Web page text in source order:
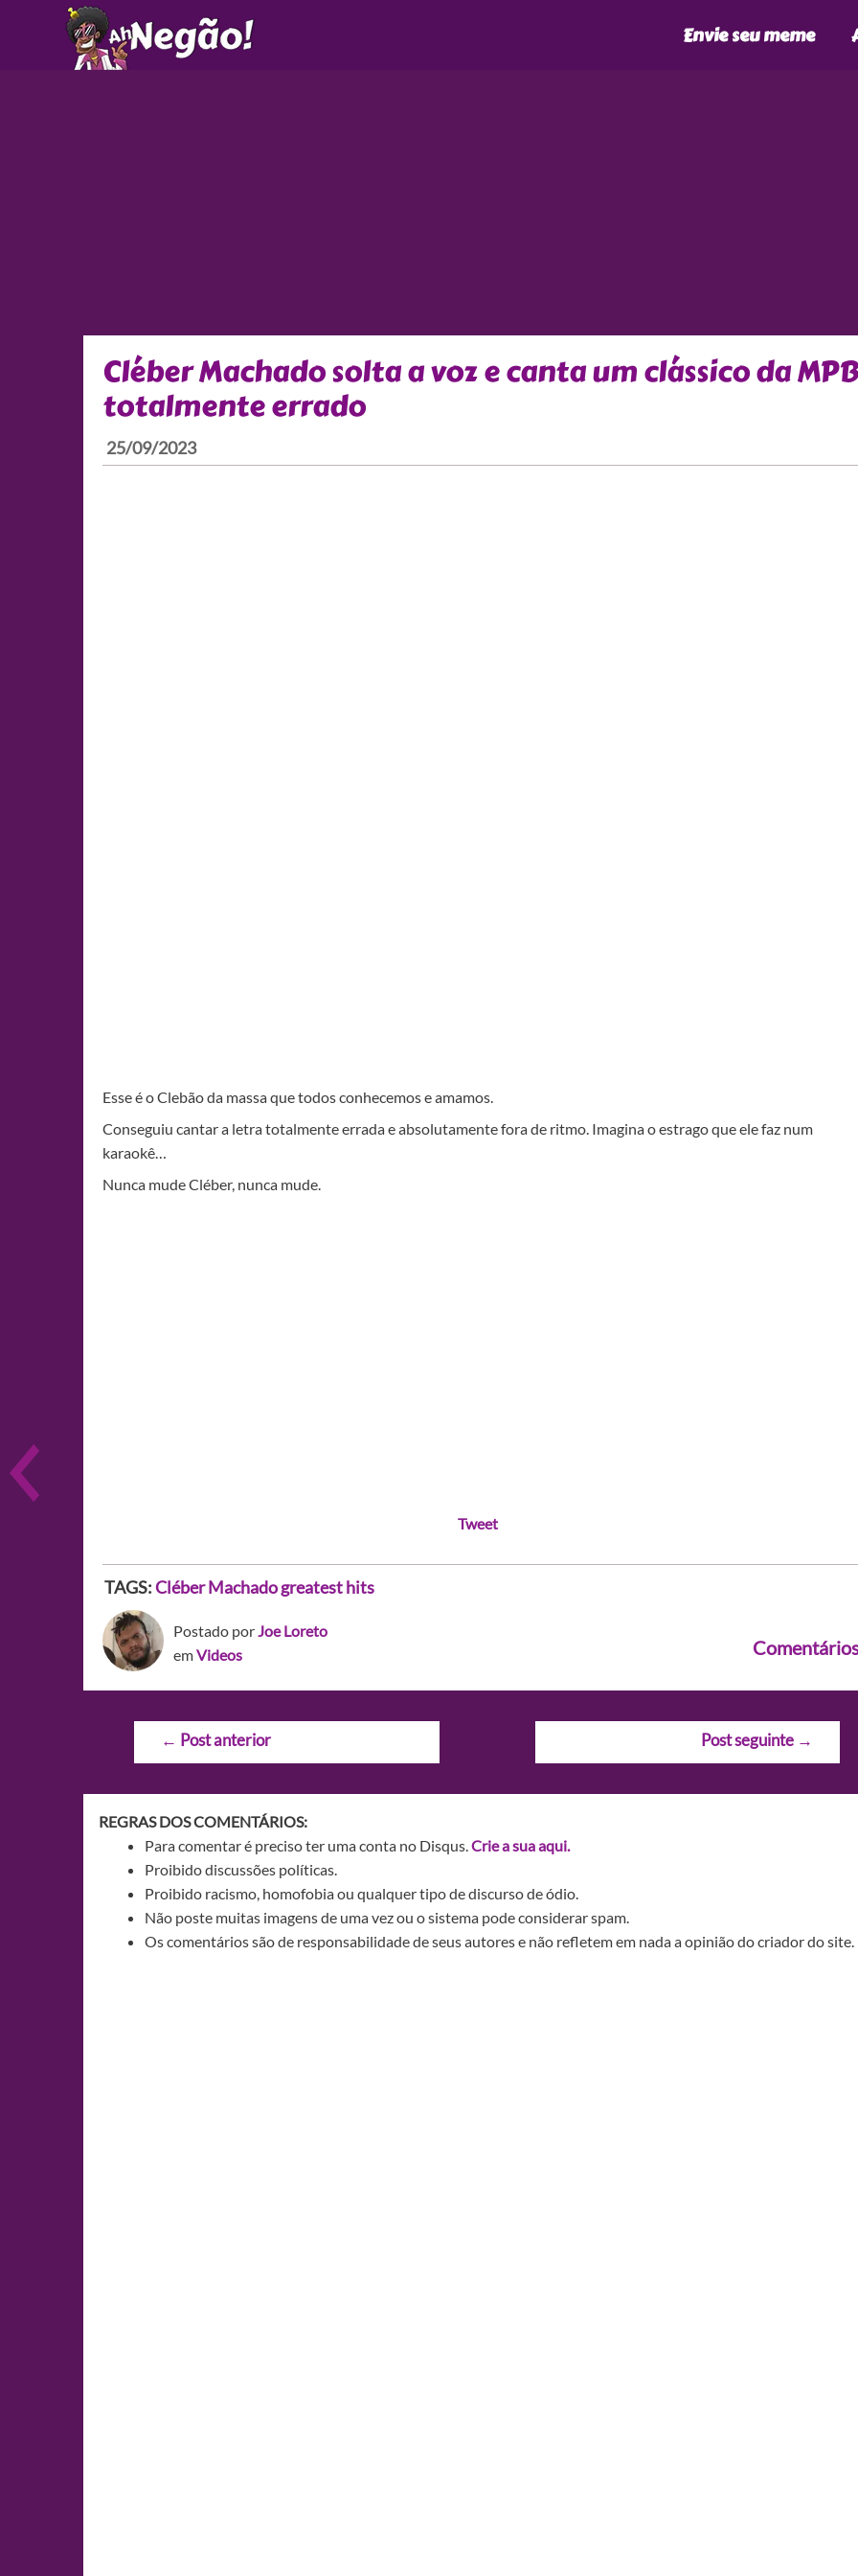
Envie seu meme
Cléber Machado solta a voz e canta um clássico da MPB
totalmente errado
25/09/2023
Esse é o Clebão da massa que todos conhecemos e amamos.
Conseguiu cantar a letra totalmente errada e absolutamente fora de ritmo. Imagina o estrago que ele faz num
karaokê…
Nunca mude Cléber, nunca mude.
Tweet
TAGS:Cléber Machado greatest hits
Postado porJoe Loreto
emVideos
Navegação
← Post anterior Post seguinte →
REGRAS DOS COMENTÁRIOS:
Para comentar é preciso ter uma conta no Disqus.Crie a sua aqui.
Proibido discussões políticas.
Proibido racismo, homofobia ou qualquer tipo de discurso de ódio.
Não poste muitas imagens de uma vez ou o sistema pode considerar spam.
Os comentários são de responsabilidade de seus autores e não refletem em nada a opinião do criador do site.